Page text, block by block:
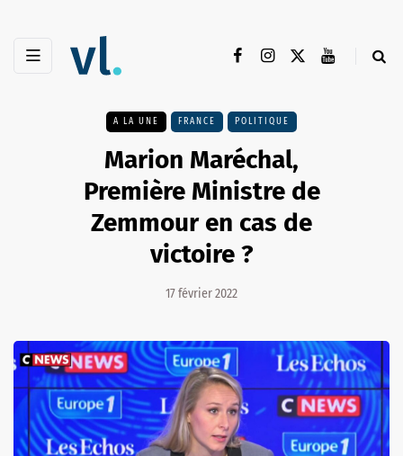
A LA UNE FRANCE POLITIQUE
Marion Maréchal,
Première Ministre de
Zemmour en cas de
victoire ?
17 février 2022